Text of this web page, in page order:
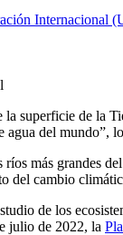
Internacional
superficie de la
agua del
más grandes
del cambio
de los
julio de 2022, la